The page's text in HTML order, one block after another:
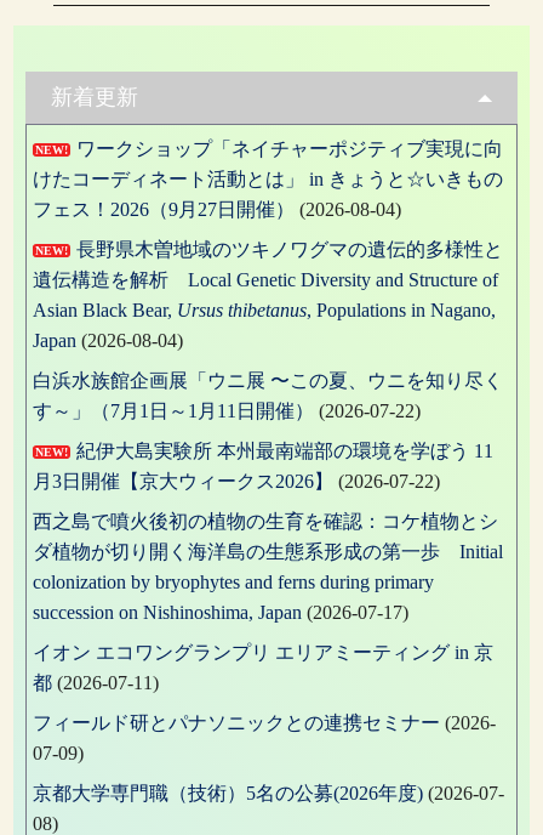
ナ
ゲ
ー
シ
ョ
ン
の
新着更新
NEW!
ワークショップ「ネイチャーポジティブ実現に向
けたコーディネート活動とは」 in きょうと☆いきもの
フェス！2026（9月27日開催）
(2026-08-04)
NEW!
長野県木曽地域のツキノワグマの遺伝的多様性と
遺伝構造を解析 Local Genetic Diversity and Structure of
Asian Black Bear, Ursus thibetanus, Populations in Nagano,
Japan (2026-08-04)
白浜水族館企画展「ウニ展 〜この夏、ウニを知り尽く
す～」（7月1日～1月11日開催）
(2026-07-22)
NEW!
紀伊大島実験所 本州最南端部の環境を学ぼう 11
月3日開催【京大ウィークス2026】
(2026-07-22)
西之島で噴火後初の植物の生育を確認：コケ植物とシ
ダ植物が切り開く海洋島の生態系形成の第一歩 Initial
colonization by bryophytes and ferns during primary
succession on Nishinoshima, Japan (2026-07-17)
イオン エコワングランプリ エリアミーティング in 京
都 (2026-07-11)
フィールド研とパナソニックとの連携セミナー (2026-
07-09)
京都大学専門職（技術）5名の公募(2026年度) (2026-07-
08)